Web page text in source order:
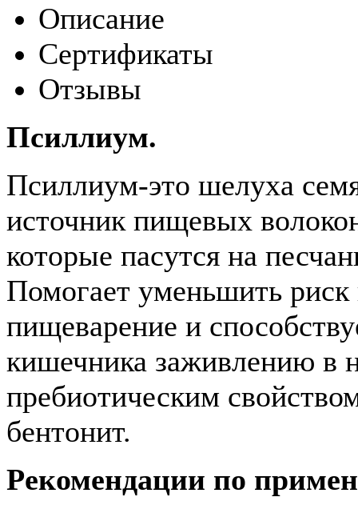
Описание
Сертификаты
Отзывы
Псиллиум.
Псиллиум-это шелуха
источник пищевых
которые пасутся на
Помогает уменьшить
пищеварение и
кишечника заживлению в
пребиотическим
бентонит.
Рекомендации по